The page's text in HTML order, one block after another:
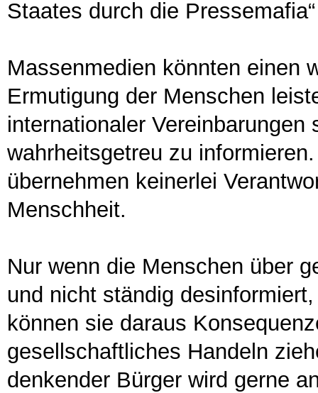
Staates durch die
Massenmedien könnten einen
Ermutigung der Menschen
internationaler
wahrheitsgetreu zu
übernehmen keinerlei
Menschheit.
Nur wenn die Menschen über
und nicht ständig
können sie daraus
gesellschaftliches Handeln
denkender Bürger wird gerne